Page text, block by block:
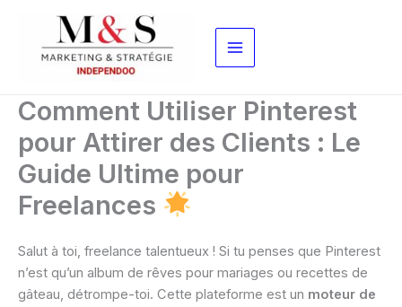
contenu
Comment Utiliser Pinterest
pour Attirer des Clients : Le
Guide Ultime pour
Freelances
Salut à toi, freelance talentueux ! Si tu penses que Pinterest
n’est qu’un album de rêves pour mariages ou recettes de
gâteau, détrompe-toi. Cette plateforme est un moteur de